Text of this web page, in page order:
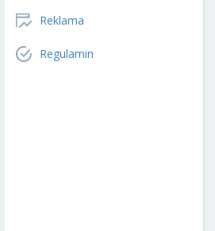
Reklama
Regulamin